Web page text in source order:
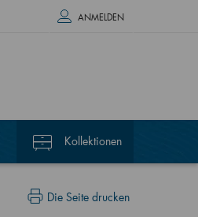
ANMELDEN
Kollektionen
Die Seite drucken